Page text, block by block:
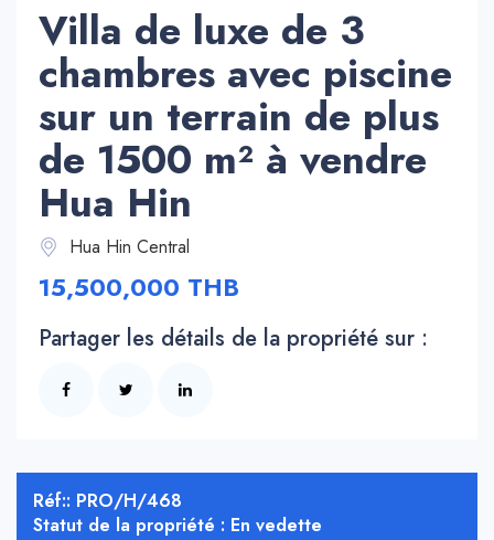
Villa de luxe de 3
chambres avec piscine
sur un terrain de plus
de 1500 m² à vendre
Hua Hin
Hua Hin Central
15,500,000 THB
Partager les détails de la propriété sur :
Réf:: PRO/H/468
Statut de la propriété : En vedette